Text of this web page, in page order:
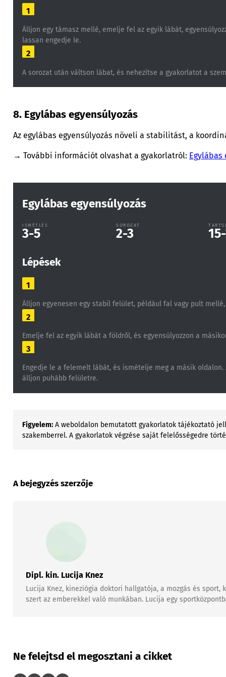
1
Álljon egy támasz mellé, emelje fel az egyik lábát,
lassan engedje le.
2
A sorozat után váltson lábat, és nehezítse a gyakorlatot a
8. Egylábas egyensúlyozás
Az egylábas egyensúlyozás növeli a stabilitást, a
→ További információt olvashat a gyakorlatról: Egylábas
Egylábas egyensúlyozás
ISMÉTLÉS
3-5
SOROZAT
2-3
Lépések
1
Álljon egyenesen egy stabil felület, például fal vagy pult
2
Emelje fel az egyik lábát a földről, és egyensúlyozzon a
3
Engedje le a felemelt lábát, és ismételje meg a másik oldalon.
álljon puhább felületre.
Figyelem: A weboldalon bemutatott gyakorlatok tájékoztató
szakemberrel. A gyakorlatok végzése saját felelősségedre
A bejegyzés szerzője
Dipl. kin. Lucija Knez
Lucija Knez, kineziógia doktori hallgatója, a mozgás és
szert az emberekkel való munkában. Lucija egy
Ne felejtsd el megosztani a cikket